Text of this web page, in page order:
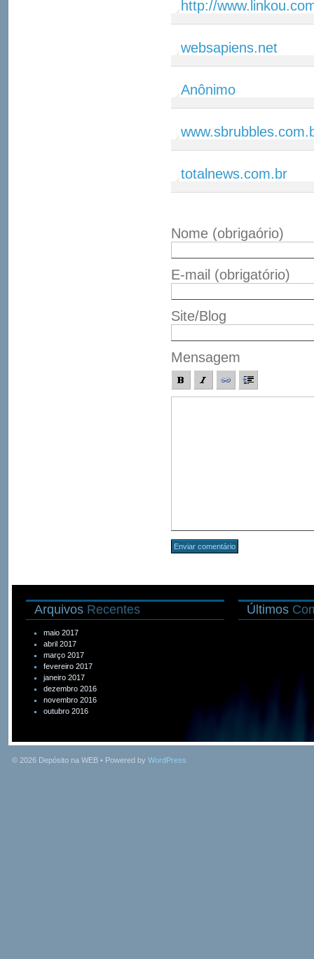
http://
websapiens.net
Anônimo
totalnews.com.br
Nome (obrigaório)
E-mail (obrigatório)
Site/Blog
Mensagem
Arquivos Recentes
maio 2017
abril 2017
março 2017
fevereiro 2017
janeiro 2017
dezembro 2016
novembro 2016
outubro 2016
Últimos
© 2026 Depósito na WEB • Powered by WordPress